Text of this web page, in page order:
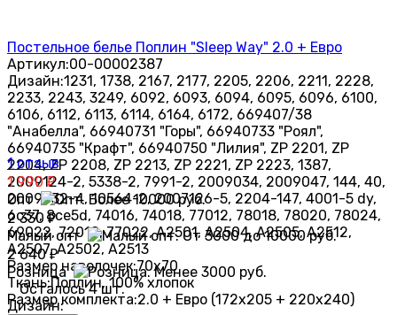
Постельное белье Поплин "Sleep Way" 2.0 + Евро
Артикул:00-00002387
Дизайн:1231, 1738, 2167, 2177, 2205, 2206, 2211, 2228,
2233, 2243, 3249, 6092, 6093, 6094, 6095, 6096, 6100,
6106, 6112, 6113, 6114, 6164, 6172, 669407/38
"Анабелла", 66940731 "Горы", 66940733 "Роял",
66940735 "Крафт", 66940750 "Лилия", ZP 2201, ZP
2204, ZP 2208, ZP 2213, ZP 2221, ZP 2223, 1387,
2009124-2, 5338-2, 7991-2, 2009034, 2009047, 144, 40,
2009032-4, 10564-2, 2007126-5, 2204-147, 4001-5 dy,
6с37, 8се5d, 74016, 74018, 77012, 78018, 78020, 78024,
69022, 72018, 77022, А2501, А2504, А2505, А2512,
А2507, А2502, А2513
Размер наволочек:70х70
Ткань:Поплин, 100% хлопок
Размер комплекта:2.0 + Евро (172х205 + 220х240)
1 отзыв
1 990₽
Опт
2 330₽
Малый опт
2 640₽
Розница
Осталось 4 шт.
Дизайн: